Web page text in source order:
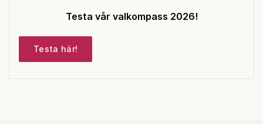
Testa vår valkompass 2026!
Testa här!